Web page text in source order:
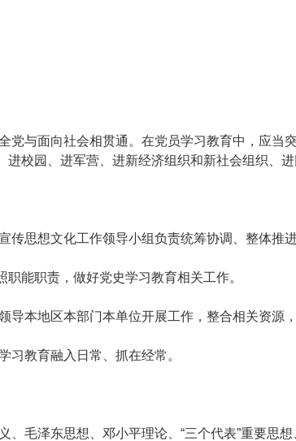
与面向社会相贯通。在党员学习教育中，应当
校园、进军营、进新经济组织和新社会组织、进
思想文化工作领导小组负责统筹协调、整体推进
能职责，做好党史学习教育相关工作。
地区本部门本单位开展工作，整合相关资源，
教育融入日常、抓在经常。
泽东思想、邓小平理论、“三个代表”重要思